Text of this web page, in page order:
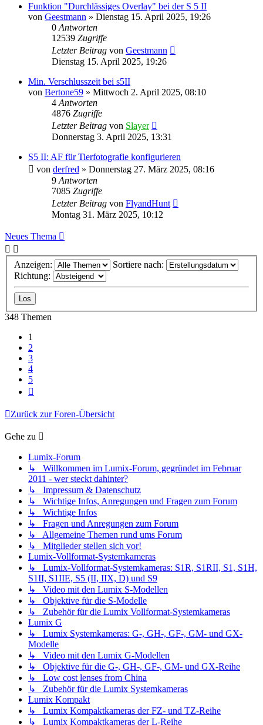
Funktion "Durchlässiges Overlay" bei der S 5 II
von Geestmann » Dienstag 15. April 2025, 19:26
0 Antworten
12539 Zugriffe
Letzter Beitrag von Geestmann
Dienstag 15. April 2025, 19:26
Min. Verschlusszeit bei s5II
von Bertone59 » Mittwoch 2. April 2025, 08:10
4 Antworten
4876 Zugriffe
Letzter Beitrag von Slayer
Donnerstag 3. April 2025, 13:31
S5 II: AF für Tierfotografie konfigurieren
von derfred » Donnerstag 27. März 2025, 08:16
9 Antworten
7085 Zugriffe
Letzter Beitrag von FlyandHunt
Montag 31. März 2025, 10:12
Neues Thema
Anzeigen:
Sortiere nach:
Richtung:
348 Themen
1
2
3
4
5
Zurück zur Foren-Übersicht
Gehe zu
Lumix-Forum
↳ Willkommen im Lumix-Forum, gegründet im Februar
2011 - wer steckt dahinter?
↳ Impressum & Datenschutz
↳ Wichtige Infos, Anregungen und Fragen zum Forum
↳ Wichtige Infos
↳ Fragen und Anregungen zum Forum
↳ Allgemeine Themen rund ums Forum
↳ Mitglieder stellen sich vor!
Lumix-Vollformat-Systemkameras
↳ Lumix-Vollformat-Systemkameras: S1R, S1RII, S1, S1H,
S1II, S1IIE, S5 (II, IIX, D) und S9
↳ Video mit den Lumix S-Modellen
↳ Objektive für die S-Modelle
↳ Zubehör für die Lumix Vollformat-Systemkameras
Lumix G
↳ Lumix Systemkameras: G-, GH-, GF-, GM- und GX-
Modelle
↳ Video mit den Lumix G-Modellen
↳ Objektive für die G-, GH-, GF-, GM- und GX-Reihe
↳ Low cost lenses from China
↳ Zubehör für die Lumix Systemkameras
Lumix Kompakt
↳ Lumix Kompaktkameras der FZ- und TZ-Reihe
↳ Lumix Kompaktkameras der L-Reihe